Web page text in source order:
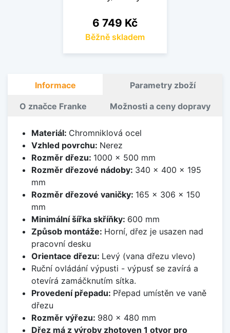
Cena
6 749 Kč
Běžně skladem
Informace Parametry zboží
O značce Franke Možnosti a ceny dopravy
Materiál: Chromniklová ocel
Vzhled povrchu: Nerez
Rozměr dřezu: 1000 x 500 mm
Rozměr dřezové nádoby: 340 x 400 x 195
mm
Rozměr dřezové vaničky: 165 x 306 x 150
mm
Minimální šířka skříňky: 600 mm
Způsob montáže: Horní, dřez je usazen nad
pracovní desku
Orientace dřezu: Levý (vana dřezu vlevo)
Ruční ovládání výpusti - výpusť se zavírá a
otevírá zamáčknutím sítka.
Provedení přepadu: Přepad umístěn ve vaně
dřezu
Rozměr výřezu: 980 x 480 mm
Dřez má z výroby zhotoven 1 otvor pro